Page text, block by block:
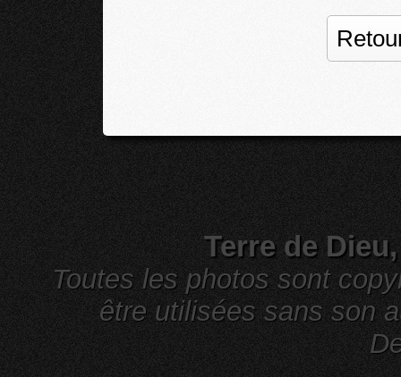
Terre de
Toutes les photos sont
être utilisées sans son